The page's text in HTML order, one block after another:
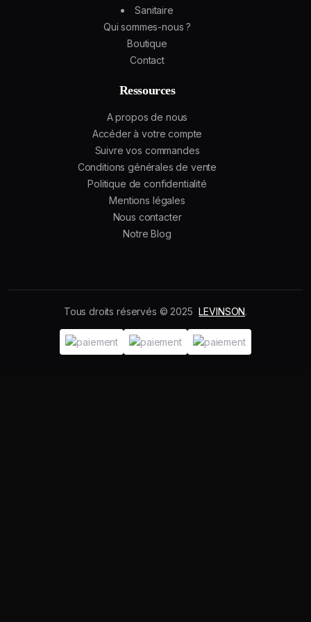
Sanitaire
Qui sommes-nous ?
Boutique
Contact
Ressources
A propos de nous
Accéder à votre compte
Suivre vos commandes
Conditions générales de vente
Politique de confidentialité
Mentions légales
Nous contacter
Notre Blog
Tous droits réservés © 2025 LEVINSON.